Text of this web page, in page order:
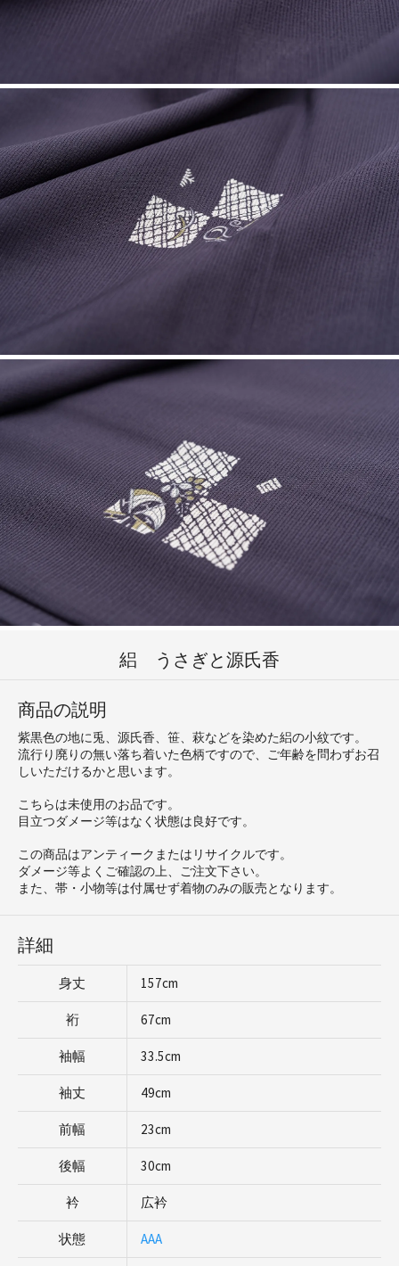
絽 うさぎと源氏香
商品の説明
紫黒色の地に兎、源氏香、笹、萩などを染めた絽の小紋です。
流行り廃りの無い落ち着いた色柄ですので、ご年齢を問わずお召
しいただけるかと思います。
こちらは未使用のお品です。
目立つダメージ等はなく状態は良好です。
この商品はアンティークまたはリサイクルです。
ダメージ等よくご確認の上、ご注文下さい。
また、帯・小物等は付属せず着物のみの販売となります。
詳細
身丈 157cm
裄 67cm
袖幅 33.5cm
袖丈 49cm
前幅 23cm
後幅 30cm
衿 広衿
状態 AAA